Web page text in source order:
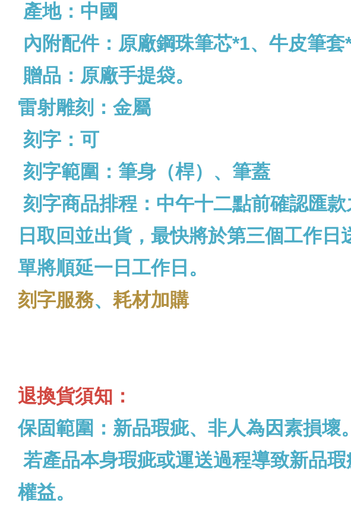
產地：中國
內附配件：原廠鋼珠筆芯*1、牛皮筆套
贈品：原廠手提袋。
雷射雕刻：金屬
刻字：可
刻字範圍：筆身（桿）、筆蓋
刻字商品排程：中午十二點前確認匯
日取回並出貨，最快將於第三個工作
單將順延一日工作日。
刻字服務、 耗材加購
退換貨須知：
保固範圍：新品瑕疵、非人為因素損壞。
若產品本身瑕疵或運送過程導致新品
權益。